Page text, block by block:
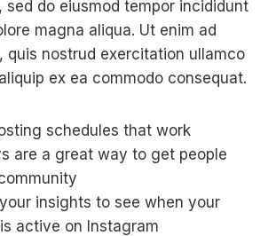
sed do eiusmod tempor incididunt
magna aliqua. Ut enim ad
quis nostrud exercitation ullamco
ex ea commodo consequat.
schedules that work
are a great way to get people
insights to see when your
active on Instagram